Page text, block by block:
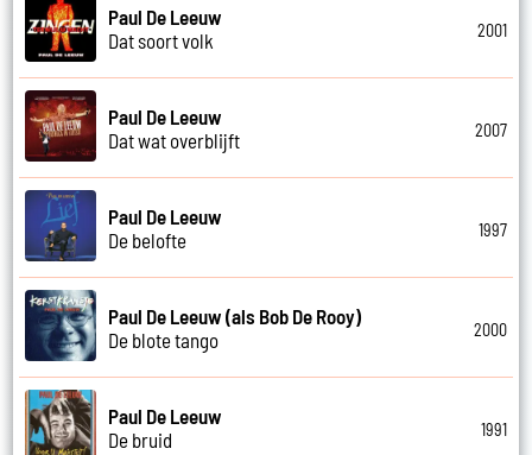
Paul De Leeuw
Dat soort volk
2001
Paul De Leeuw
Dat wat overblijft
2007
Paul De Leeuw
De belofte
1997
Paul De Leeuw (als Bob De Rooy)
De blote tango
2000
Paul De Leeuw
De bruid
1991